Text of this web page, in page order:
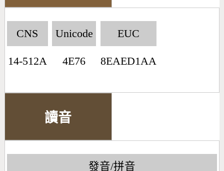
CNS
14-512A
Unicode
4E76
EUC
8EAED1AA
讀音
發音/拼音